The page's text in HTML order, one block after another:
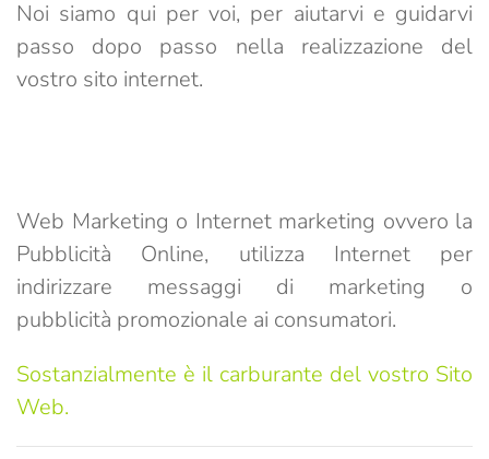
Noi siamo qui per voi, per aiutarvi e guidarvi
passo dopo passo nella realizzazione del
vostro sito internet.
Web Marketing o Internet marketing ovvero la
Pubblicità Online, utilizza Internet per
indirizzare messaggi di marketing o
pubblicità promozionale ai consumatori.
Sostanzialmente è il carburante del vostro Sito
Web.